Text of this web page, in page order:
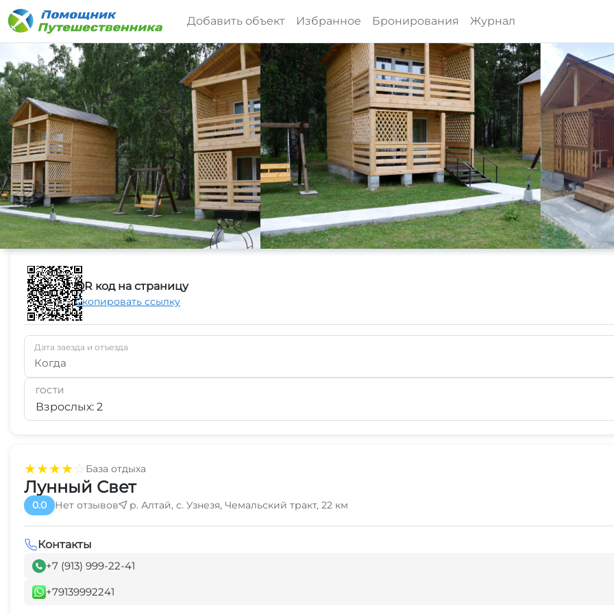
Добавить объект Избранное Бронирования Журнал
★★★★☆База отдыха
Лунный Свет
0.0 Нет отзывов р. Алтай, с. Узнезя, Чемальский тракт, 22 км
Контакты
+7 (913) 999-22-41
+79139992241
QR код на страницу
Скопировать ссылку
Дата заезда и отъезда
Когда
ГОСТИ
Взрослых: 2